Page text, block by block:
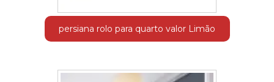
persiana rolo para quarto valor Limão